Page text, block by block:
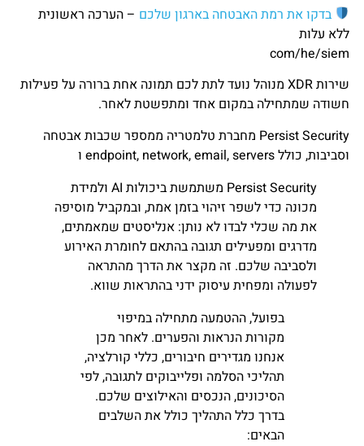
בדקו את רמת האבטחה בארגון שלכם – הערכה ראשונית
ללא עלות
com/he/siem
שירות XDR מנוהל נועד לתת לכם תמונה אחת ברורה על פעילות
חשודה שמתחילה במקום אחד ומתפשטת לאחר.
Persist Security מחברת טלמטריה ממספר שכבות אבטחה
וסביבות, כולל endpoint, network, email, servers ו
Persist Security משתמשת ביכולות AI ולמידת
מכונה כדי לשפר זיהוי בזמן אמת, ובמקביל מוסיפה
את מה שכלי לבדו לא נותן: אנליסטים שמאמתים,
מדרגים ומפעילים תגובה בהתאם לחומרת האירוע
ולסביבה שלכם. זה מקצר את הדרך מהתראה
לפעולה ומפחית עיסוק ידני בהתראות שווא.
בפועל, ההטמעה מתחילה במיפוי
מקורות הנראות והפערים. לאחר מכן
אנחנו מגדירים חיבורים, כללי קורלציה,
תהליכי הסלמה ופלייבוקים לתגובה, לפי
הסיכונים, הנכסים והאילוצים שלכם.
בדרך כלל התהליך כולל את השלבים
הבאים: